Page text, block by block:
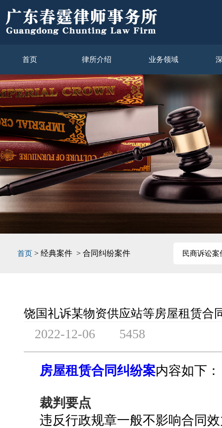
首页 律所介绍 业务领域
首页 > 经典案件 > 合同纠纷案件 民商诉讼案
饶国礼诉某物资供应站等房屋租赁合
2022-12-06 5458
房屋租赁合同纠纷案内容如下：
裁判要点
违反行政规章一般不影响合同